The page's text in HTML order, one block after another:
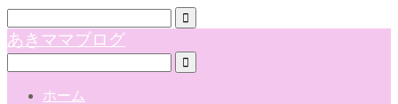
あきママブログ
ホーム